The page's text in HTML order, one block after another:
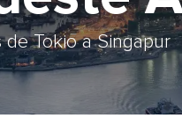
Tokio a Singapur